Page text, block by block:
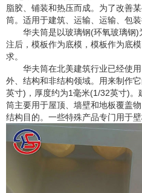
脂胶、铺装和热压而成。为了改善
筒。适用于建筑、运输、运输、包装
华夫筒是以玻璃钢(环氧玻璃钢)
注后，模板作为底模，模板作为底
求。
华夫筒在北美建筑行业已经使用
外、结构和非结构领域。用来制作
英寸)，厚度约为1毫米(1/32英寸)。
筒主要用于屋顶、墙壁和地板覆盖
结构目的。一些特殊产品专门用于壁